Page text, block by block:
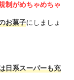
制がめちゃめちゃ
お菓子にしましょ
日系スーパーも充